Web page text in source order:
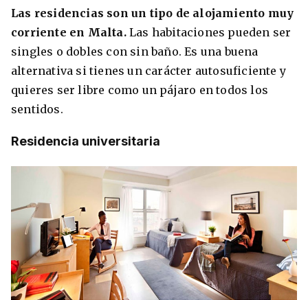
Las residencias son un tipo de alojamiento muy
corriente en Malta.Las habitaciones pueden ser
singles o dobles con sin baño. Es una buena
alternativa si tienes un carácter autosuficiente y
quieres ser libre como un pájaro en todos los
sentidos.
Residencia universitaria